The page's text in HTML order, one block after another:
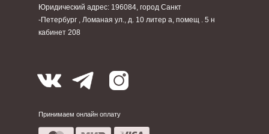
Принимаем онлайн оплату
Юридический адрес: 196084, город Санкт
-Петербург , Ломаная ул., д. 10 литер а, помещ . 5 н
кабинет 208